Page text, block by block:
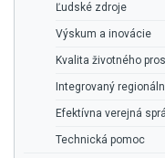
Ľudské zdroje
Výskum a inovácie
Kvalita životného
Integrovaný
Efektívna verejná
Technická pomoc